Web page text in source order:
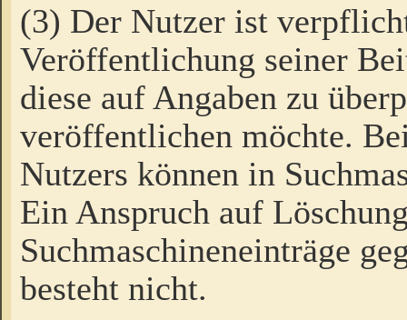
(3) Der Nutzer ist
Veröffentlichung seiner
diese auf Angaben zu
veröffentlichen möchte.
Nutzers können in
Ein Anspruch auf
Suchmaschineneinträge
besteht nicht.